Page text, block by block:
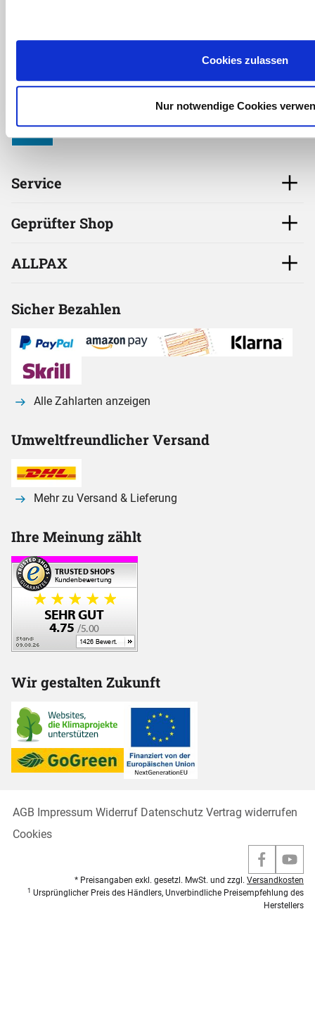
Cookies zulassen
Nur notwendige Cookies
Zum Kontaktforumular
Kontakt aufnehmen
Service
Geprüfter Shop
ALLPAX
Sicher Bezahlen
Alle Zahlarten anzeigen
Umweltfreundlicher Versand
Mehr zu Versand & Lieferung
Ihre Meinung zählt
Wir gestalten Zukunft
AGB Impressum Widerruf Datenschutz Vertrag widerrufen
Cookies
* Preisangaben exkl. gesetzl. MwSt. und zzgl. Versandkosten
1 Ursprünglicher Preis des Händlers, Unverbindliche Preisempfehlung des
Herstellers